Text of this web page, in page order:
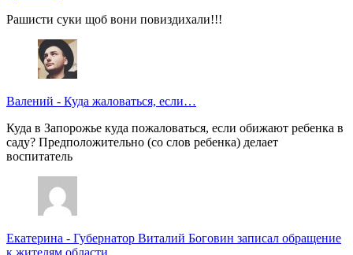
Рашисти суки щоб вони повиздихали!!!
Валений - Куда жаловаться, если…
Куда в Запорожье куда пожаловаться, если обижают ребенка в
саду? Предположительно (со слов ребенка) делает
воспитатель
Екатерина - Губернатор Виталий Боговин записал обращение
к жителям области